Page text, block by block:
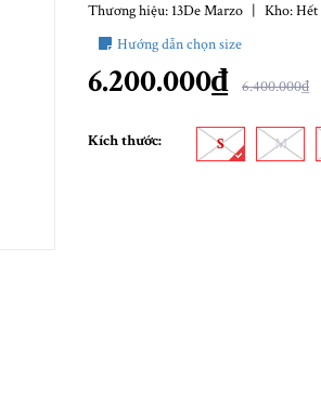
Thương hiệu: 13De Marzo | Kho:Hết
Hướng dẫn chọn size
6.200.000₫ 6.400.000₫
Kích thước: S M